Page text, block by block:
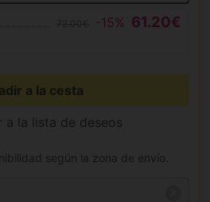
-15% 61.20€
a la cesta
a la lista de deseos
según la zona de envío.